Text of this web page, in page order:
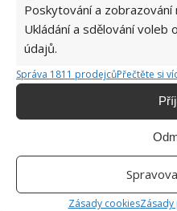
Poskytování a zobrazování
Ukládání a sdělování voleb
údajů.
Správa 1811 prodejcůPřečtěte si
Zásady cookiesZásady
Sháníte zajímavé tipy jak
aktuální trendy, praktické rady
stránkách internetového
ale zajistil jejich opětovné
Výchova dítěte občas vyžaduje
své dceři mladá matka